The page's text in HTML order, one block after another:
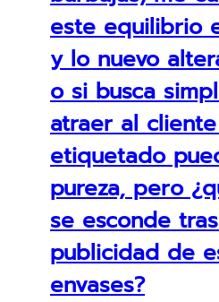
este equilibrio
y lo nuevo
o si busca
atraer al
etiquetado
pureza, pero
se esconde
publicidad de
envases?